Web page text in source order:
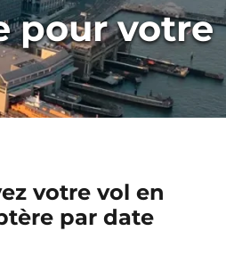
pour votre
votre vol en
par date